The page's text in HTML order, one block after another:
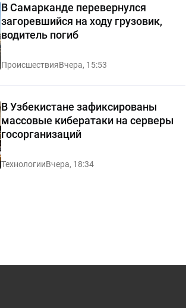
В Самарканде перевернулся
загоревшийся на ходу грузовик,
водитель погиб
ПроисшествияВчера, 15:53
В Узбекистане зафиксированы
массовые кибератаки на серверы
госорганизаций
ТехнологииВчера, 18:34